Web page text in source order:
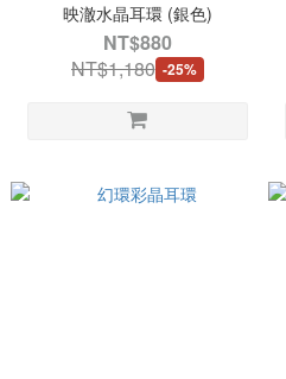
映澈水晶耳環 (銀色)
NT$880
NT$1,180 -25%